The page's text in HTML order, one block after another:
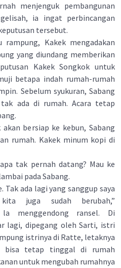
menjenguk pembangunan
ia ingat perbincangan
tersebut.
Kakek mengadakan
yang diundang memberikan
Kakek Songkok untuk
betapa indah rumah-rumah
Sebelum syukuran, Sabang
ada di rumah. Acara tetap
bersiap ke kebun, Sabang
rumah. Kakek minum kopi di
tak pernah datang? Mau ke
pada Sabang.
ada lagi yang sanggup saya
juga sudah berubah,”
la menggendong ransel. Di
lagi, dipegang oleh Sarti, istri
istrinya di Ratte, letaknya
tetap tinggal di rumah
untuk mengubah rumahnya